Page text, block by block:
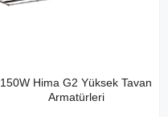
150W Hima G2 Yüksek Tavan
Armatürleri